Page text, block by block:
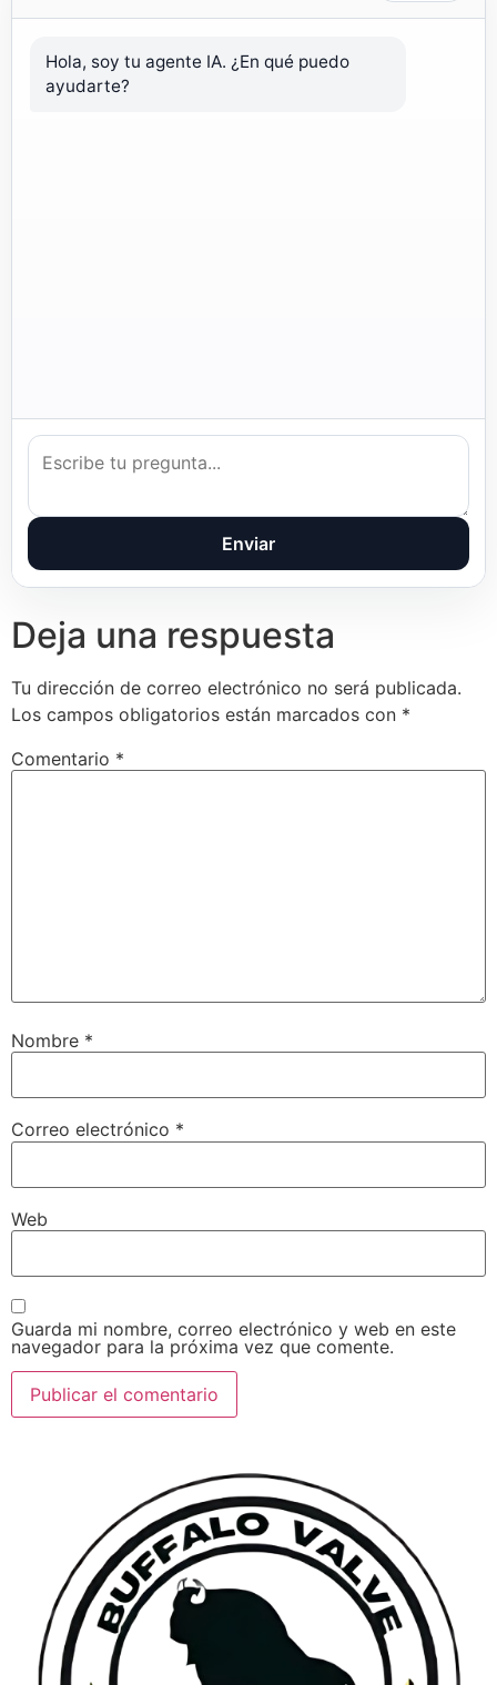
Hola, soy tu agente IA. ¿En qué puedo
ayudarte?
Enviar
Deja una respuesta
Tu dirección de correo electrónico no será publicada.
Los campos obligatorios están marcados con *
Comentario *
Nombre *
Correo electrónico *
Web
Guarda mi nombre, correo electrónico y web en este
navegador para la próxima vez que comente.